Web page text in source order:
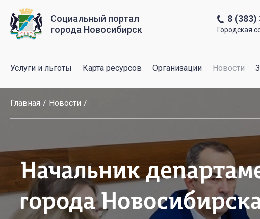
Социальный портал
города Новосибирск
8 (383)
Городская
Услуги и льготы Карта ресурсов Организации Новости
Главная Новости
Начальник
города